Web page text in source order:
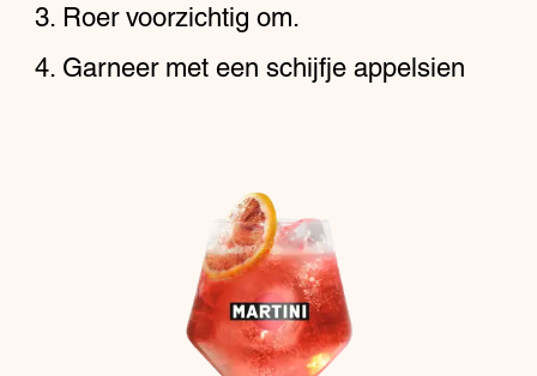
Roer voorzichtig om.
Garneer met een schijfje appelsien